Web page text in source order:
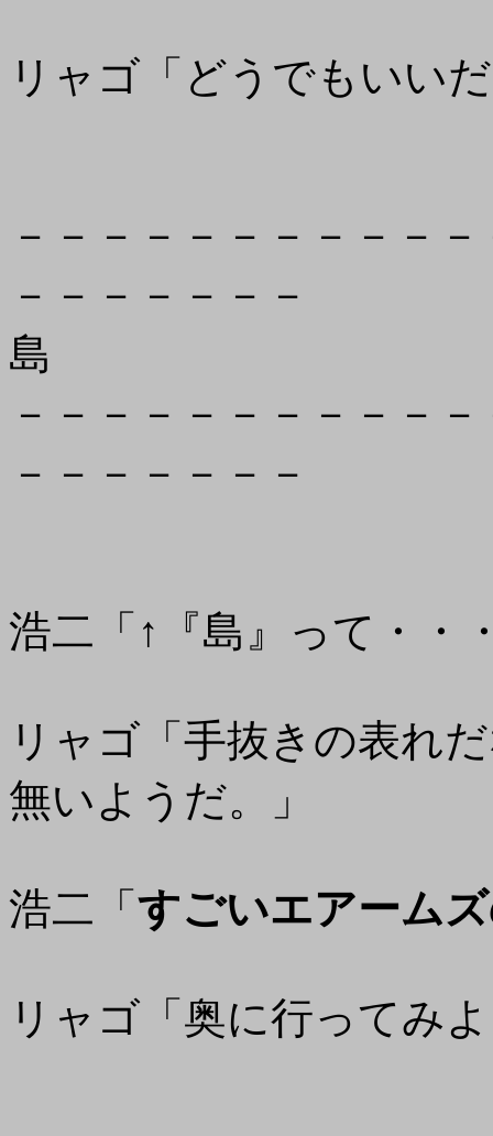
リャゴ「どうでもいい
－－－－－－－－－－
－－－－－－－
島
－－－－－－－－－－
－－－－－－－
浩二「↑『島』って・・
リャゴ「手抜きの表れ
無いようだ。」
浩二「 すごいエアーム
リャゴ「奥に行ってみ